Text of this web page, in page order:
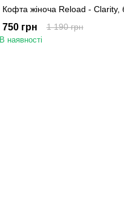
Кофта жіноча Reload - Clarity,
1 190 грн
750 грн
В наявності